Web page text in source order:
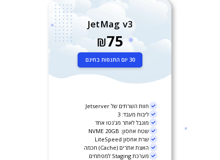
JetMag v3
₪75
30 יום התנסות בחינם
חוות השרתים של Jetserver
ליבות מעבד: 3
מוגבל לאתר מג'נטו אחד
שטח אחסון: NVME 20GB
שרת אחסון LiteSpeed
האצת אתרים (Cache) חכמה
מערכת Staging למפתחים